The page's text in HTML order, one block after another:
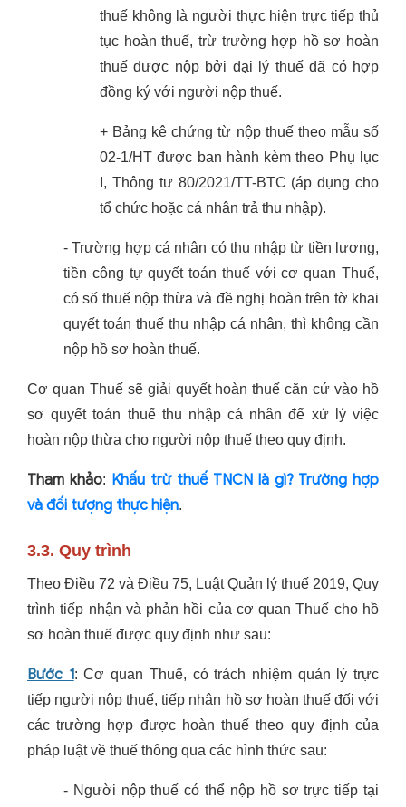
thuế không là người thực hiện trực tiếp thủ
tục hoàn thuế, trừ trường hợp hồ sơ hoàn
thuế được nộp bởi đại lý thuế đã có hợp
đồng ký với người nộp thuế.
+ Bảng kê chứng từ nộp thuế theo mẫu số
02-1/HT được ban hành kèm theo Phụ lục
I, Thông tư 80/2021/TT-BTC (áp dụng cho
tổ chức hoặc cá nhân trả thu nhập).
- Trường hợp cá nhân có thu nhập từ tiền lương,
tiền công tự quyết toán thuế với cơ quan Thuế,
có số thuế nộp thừa và đề nghị hoàn trên tờ khai
quyết toán thuế thu nhập cá nhân, thì không cần
nộp hồ sơ hoàn thuế.
Cơ quan Thuế sẽ giải quyết hoàn thuế căn cứ vào hồ
sơ quyết toán thuế thu nhập cá nhân để xử lý việc
hoàn nộp thừa cho người nộp thuế theo quy định.
Tham khảo: Khấu trừ thuế TNCN là gì? Trường hợp
và đối tượng thực hiện.
3.3. Quy trình
Theo Điều 72 và Điều 75, Luật Quản lý thuế 2019, Quy
trình tiếp nhận và phản hồi của cơ quan Thuế cho hồ
sơ hoàn thuế được quy định như sau:
Bước 1: Cơ quan Thuế, có trách nhiệm quản lý trực
tiếp người nộp thuế, tiếp nhận hồ sơ hoàn thuế đối với
các trường hợp được hoàn thuế theo quy định của
pháp luật về thuế thông qua các hình thức sau:
- Người nộp thuế có thể nộp hồ sơ trực tiếp tại